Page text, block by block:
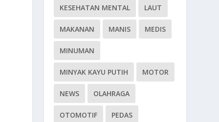
KESEHATAN MENTAL LAUT
MAKANAN MANIS MEDIS
MINUMAN
MINYAK KAYU PUTIH MOTOR
NEWS OLAHRAGA
OTOMOTIF PEDAS